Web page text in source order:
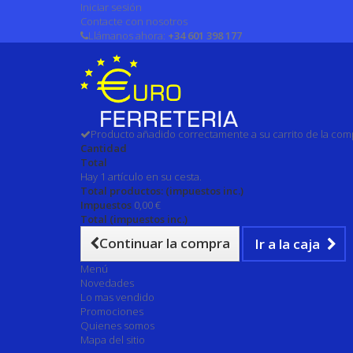
Iniciar sesión
Contacte con nosotros
Llámanos ahora: +34 601 398 177
Producto añadido correctamente a su carrito de la
Cantidad
Total
Hay 1 artículo en su cesta.
Total productos: (impuestos inc.)
Impuestos 0,00 €
Total (impuestos inc.)
Continuar la compra Ir a la caja
Menú
Novedades
Lo mas vendido
Promociones
Quienes somos
Mapa del sitio